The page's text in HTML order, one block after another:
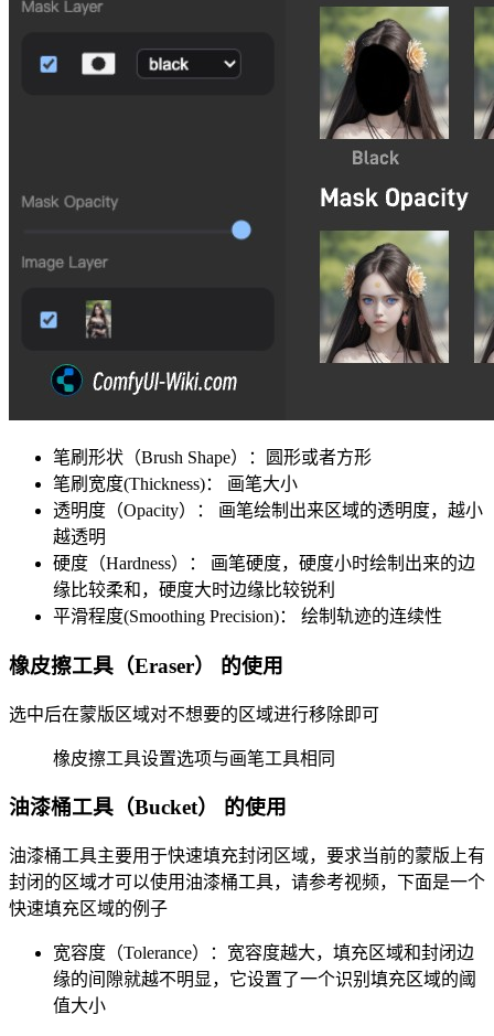
笔刷形状（Brush Shape）：圆形或者方形
笔刷宽度(Thickness)： 画笔大小
透明度（Opacity）： 画笔绘制出来区域的透明度，越小
越透明
硬度（Hardness）： 画笔硬度，硬度小时绘制出来的边
缘比较柔和，硬度大时边缘比较锐利
平滑程度(Smoothing Precision)： 绘制轨迹的连续性
橡皮擦工具（Eraser） 的使用
选中后在蒙版区域对不想要的区域进行移除即可
橡皮擦工具设置选项与画笔工具相同
油漆桶工具（Bucket） 的使用
油漆桶工具主要用于快速填充封闭区域，要求当前的蒙版上有
封闭的区域才可以使用油漆桶工具，请参考视频，下面是一个
快速填充区域的例子
宽容度（Tolerance）：宽容度越大，填充区域和封闭边
缘的间隙就越不明显，它设置了一个识别填充区域的阈
值大小